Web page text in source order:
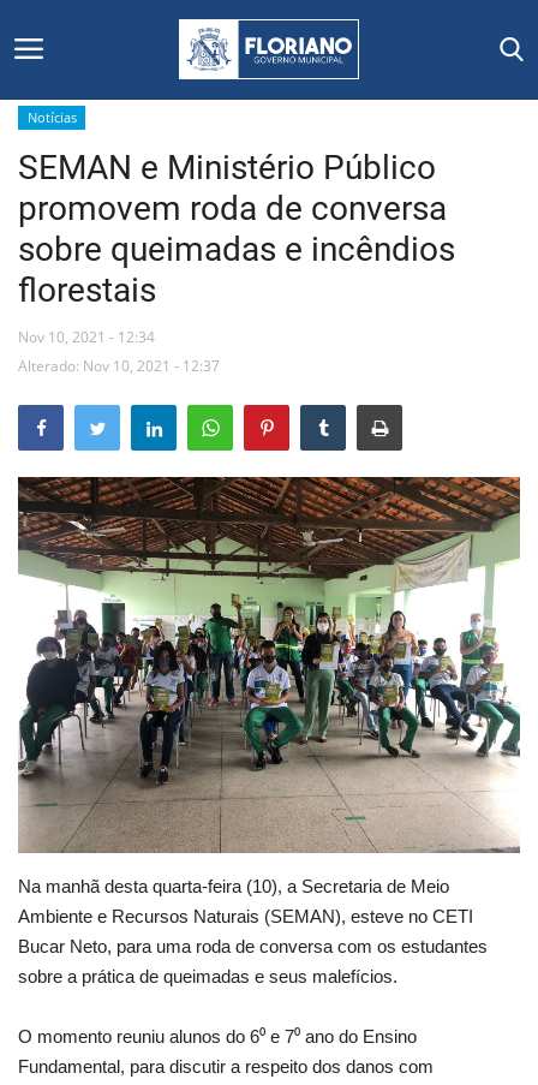
Início
Editais
Floriano
Secretarias e Órgãos
Mural de Licitações
Vídeos
Webmail
Contato
Notícias
SEMAN e Ministério Público
promovem roda de conversa
sobre queimadas e incêndios
florestais
Nov 10, 2021 - 12:34
Alterado: Nov 10, 2021 - 12:37
Na manhã desta quarta-feira (10), a Secretaria de Meio
Ambiente e Recursos Naturais (SEMAN), esteve no CETI
Bucar Neto, para uma roda de conversa com os estudantes
sobre a prática de queimadas e seus malefícios.
O momento reuniu alunos do 6⁰ e 7⁰ ano do Ensino
Fundamental, para discutir a respeito dos danos com